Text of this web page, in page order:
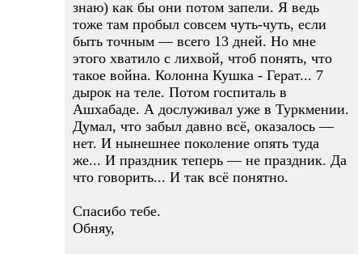
знаю) как бы они потом запели. Я ведь
тоже там пробыл совсем чуть-чуть, если
быть точным — всего 13 дней. Но мне
этого хватило с лихвой, чтоб понять, что
такое война. Колонна Кушка - Герат... 7
дырок на теле. Потом госпиталь в
Ашхабаде. А дослуживал уже в Туркмении.
Думал, что забыл давно всё, оказалось —
нет. И нынешнее поколение опять туда
же... И праздник теперь — не праздник. Да
что говорить... И так всё понятно.
Спасибо тебе.
Обняу,